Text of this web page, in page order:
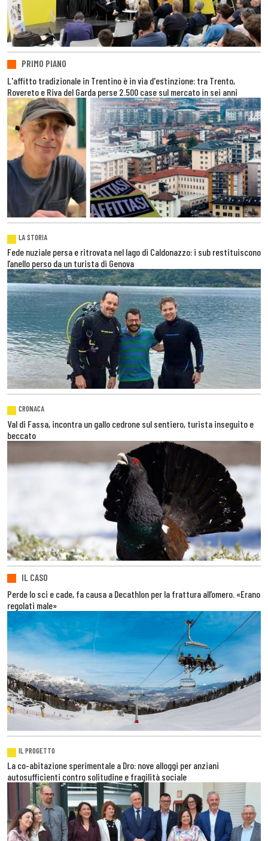
PRIMO PIANO
L'affitto tradizionale in Trentino è in via d'estinzione: tra Trento,
Rovereto e Riva del Garda perse 2.500 case sul mercato in sei anni
LA STORIA
Fede nuziale persa e ritrovata nel lago di Caldonazzo: i sub restituiscono
l’anello perso da un turista di Genova
CRONACA
Val di Fassa, incontra un gallo cedrone sul sentiero, turista inseguito e
beccato
IL CASO
Perde lo sci e cade, fa causa a Decathlon per la frattura all’omero. «Erano
regolati male»
IL PROGETTO
La co-abitazione sperimentale a Dro: nove alloggi per anziani
autosufficienti contro solitudine e fragilità sociale